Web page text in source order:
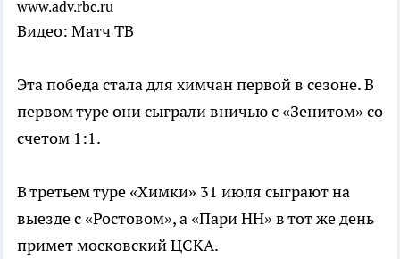
www.adv.rbc.ru
Видео: Матч ТВ
Эта победа стала для химчан первой в сезоне. В
первом туре они сыграли вничью с «Зенитом» со
счетом 1:1.
В третьем туре «Химки» 31 июля сыграют на
выезде с «Ростовом», а «Пари НН» в тот же день
примет московский ЦСКА.